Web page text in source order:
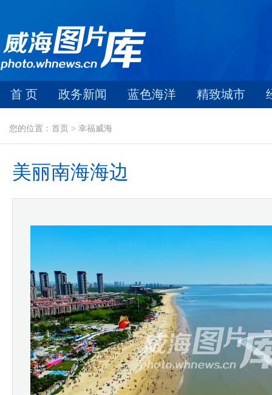
首 页 政务新闻 蓝色海洋 精致城市
您的位置：首页 > 幸福威海
美丽南海海边